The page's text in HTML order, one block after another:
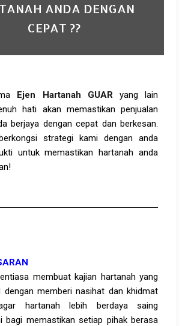
ANDA DENGAN
CEPAT ??
Ejen Hartanah GUARyang lain
hati akan memastikan penjualan
berjaya dengan cepat dan berkesan.
strategi kami dengan anda
untuk memastikan hartanah anda
membuat kajian hartanah yang
dengan memberi nasihat dan khidmat
hartanah lebih berdaya saing
bagi memastikan setiap pihak berasa